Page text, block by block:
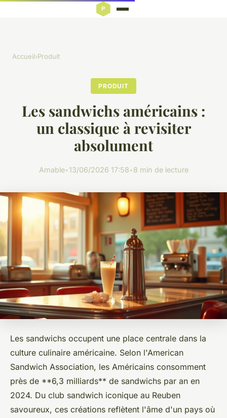
Accueil›Produit
PRODUIT
Les sandwichs américains :
un classique à revisiter
absolument
Amable•13/06/2026 17:58•8 min de lecture
Les sandwichs occupent une place centrale dans la
culture culinaire américaine. Selon l'American
Sandwich Association, les Américains consomment
près de **6,3 milliards** de sandwichs par an en
2024. Du club sandwich iconique au Reuben
savoureux, ces créations reflètent l'âme d'un pays où